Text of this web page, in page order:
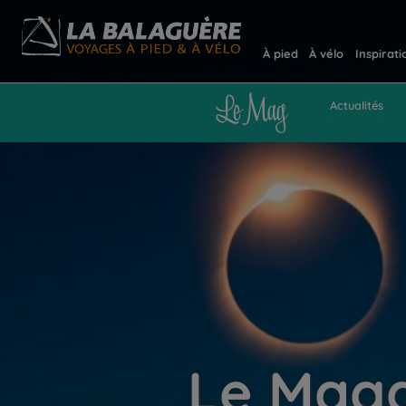
À pied À vélo
Actualités
Le